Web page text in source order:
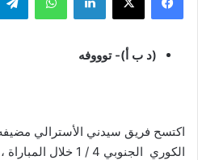
(د ب أ)- توووفه
اكتسح فريق سيدني الأسترالي
الكوري الجنوبي 4 / 1